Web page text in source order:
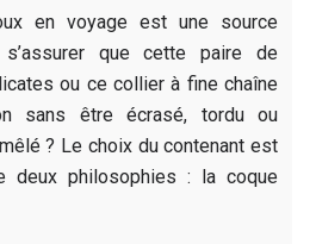
en voyage est une source
s’assurer que cette paire de
ou ce collier à fine chaîne
sans être écrasé, tordu ou
? Le choix du contenant est
deux philosophies : la coque